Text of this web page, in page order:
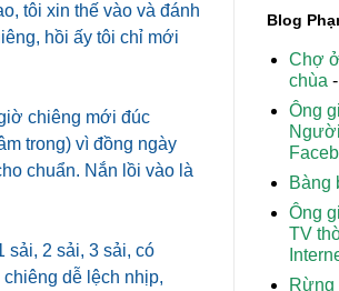
tôi xin thế vào và đánh
hồi ấy tôi chỉ mới
chiêng mới đúc
trong) vì đồng ngày
chuẩn. Nắn lồi vào là
sải, 2 sải, 3 sải, có
dễ lệch nhịp,
Blog
Chợ
chùa
Ông
Bàng
Ông
TV
Rừng